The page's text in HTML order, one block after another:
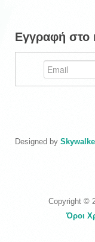
Εγγραφή στο
Designed by
Copyright ©
Όροι